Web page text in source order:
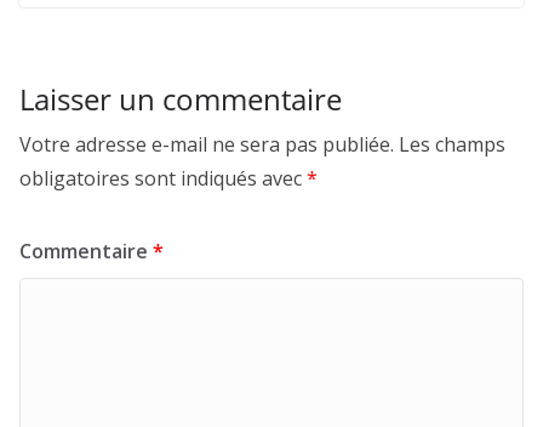
Laisser un commentaire
Votre adresse e-mail ne sera pas publiée. Les champs
obligatoires sont indiqués avec*
Commentaire *